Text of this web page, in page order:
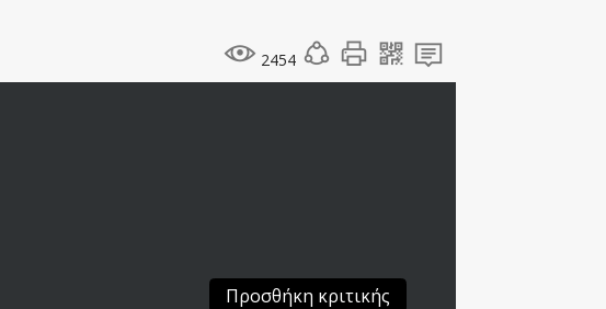
2454
Προσθήκη κριτικής